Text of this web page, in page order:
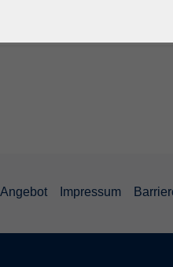
Mo.
Impressum